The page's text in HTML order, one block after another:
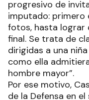
progresivo de
imputado: primero
fotos, hasta lograr
final. Se trata de
dirigidas a una
como ella
hombre mayor”.
Por ese motivo,
de la Defensa en